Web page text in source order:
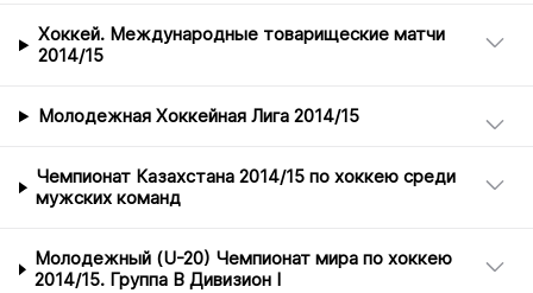
Хоккей. Международные товарищеские матчи
2014/15
Молодежная Хоккейная Лига 2014/15
Чемпионат Казахстана 2014/15 по хоккею среди
мужских команд
Молодежный (U-20) Чемпионат мира по хоккею
2014/15. Группа B Дивизион I